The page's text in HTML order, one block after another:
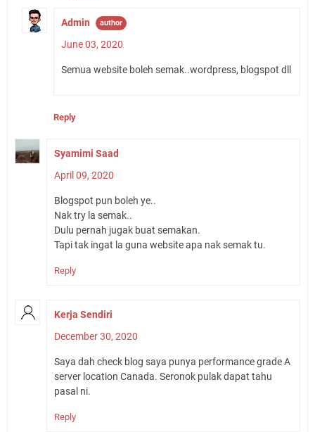
Admin
June 03, 2020
Semua website boleh semak..wordpress, blogspot dll
Reply
Syamimi Saad
April 09, 2020
Blogspot pun boleh ye..
Nak try la semak..
Dulu pernah jugak buat semakan.
Tapi tak ingat la guna website apa nak semak tu.
Reply
Kerja Sendiri
December 30, 2020
Saya dah check blog saya punya performance grade A
server location Canada. Seronok pulak dapat tahu
pasal ni.
Reply